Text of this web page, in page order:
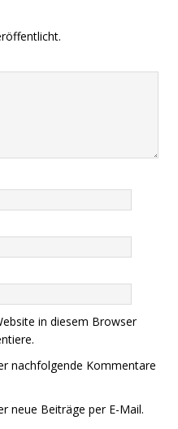
in diesem Browser
nachfolgende Kommentare
neue Beiträge per E-Mail.